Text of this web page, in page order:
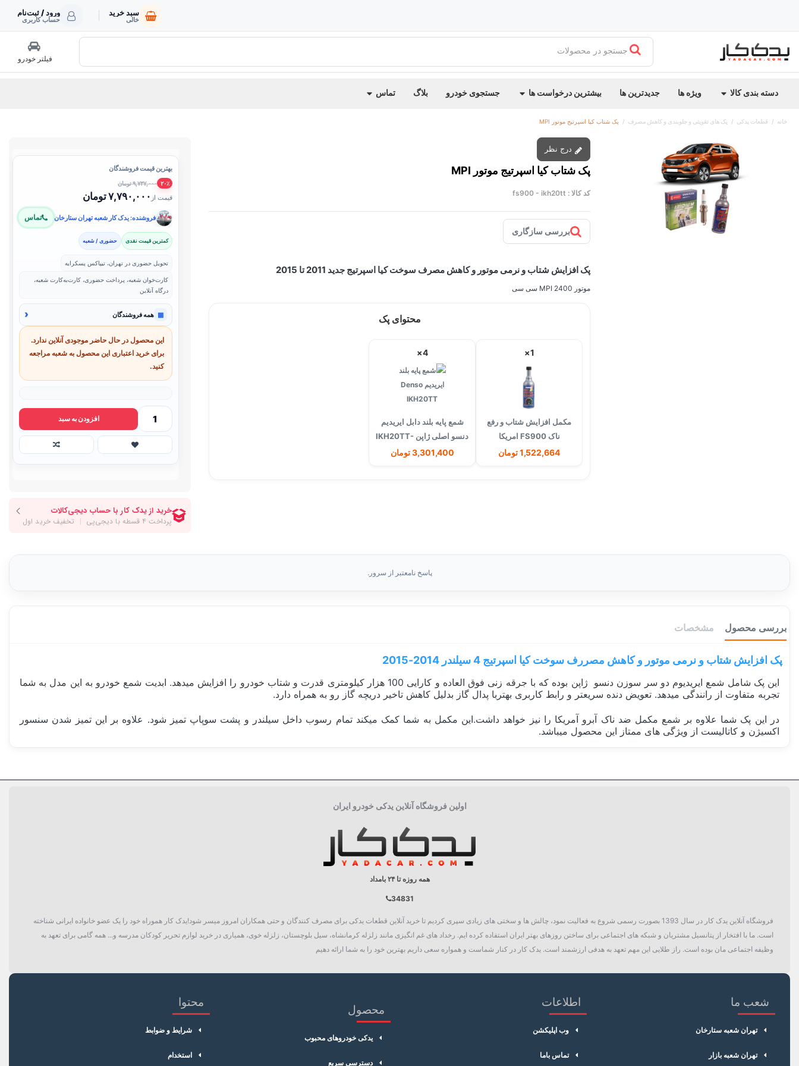
سبد خرید
خالی
ورود / ثبت‌نام
حساب کاربری
جستجو در محصولات
فیلتر خودرو
دسته بندی کالا ویژه ها جدیدترین ها بیشترین درخواست ها جستجوی خودرو بلاگ تماس
خانه قطعات یدکی پک های تقویتی و جلوبندی و کاهش مصرف پک شتاب کیا اسپرتیج موتور MPI
پک شتاب کیا اسپرتیج موتور MPI
کد کالا : fs900 - ikh20tt
بررسی سازگاری
پک افزایش شتاب و نرمی موتور و کاهش مصرف سوخت کیا اسپرتیج جدید 2011 تا 2015
موتور MPI 2400 سی سی
محتوای پک
1×
مکمل افزایش شتاب و رفع
ناک FS900 امریکا
1,522,664 تومان
4×
شمع پایه بلند دابل ایریدیم
دنسو اصلی ژاپن IKH20TT-
4704
3,301,400 تومان
بهترین قیمت فروشندگان
۲۰٪ ۹,۷۳۷,۰۰۰ تومان
قیمت از ۷,۷۹۰,۰۰۰ تومان
فروشنده: یدک کار شعبه تهران ستارخان تماس
کمترین قیمت نقدی حضوری / شعبه
تحویل حضوری در تهران، تیپاکس پسکرایه
کارت‌خوان شعبه، پرداخت حضوری، کارت‌به‌کارت شعبه،
درگاه آنلاین
▦ همه فروشندگان ‹
این محصول در حال حاضر موجودی آنلاین ندارد.
برای خرید اعتباری این محصول به شعبه مراجعه
کنید.
افزودن به سبد
پاسخ نامعتبر از سرور.
بررسی محصول مشخصات
پک افزایش شتاب و نرمی موتور و کاهش مصررف سوخت کیا اسپرتیج 4 سیلندر 2014-2015
این پک شامل شمع ایریدیوم دو سر سوزن دنسو ژاپن بوده که با جرقه زنی فوق العاده و کارایی 100 هزار کیلومتری قدرت و شتاب خودرو را افزایش میدهد. ابدیت شمع خودرو به این مدل به شما
تجربه متفاوت از رانندگی میدهد. تعویض دنده سریعتر و رابط کاربری بهتربا پدال گاز بدلیل کاهش تاخیر دریچه گاز رو به همراه دارد.
در این پک شما علاوه بر شمع مکمل ضد ناک آبرو آمریکا را نیز خواهد داشت.این مکمل به شما کمک میکند تمام رسوب داخل سیلندر و پشت سوپاپ تمیز شود. علاوه بر این تمیز شدن سنسور
اکسیژن و کاتالیست از ویژگی های ممتاز این محصول میباشد.
اولین فروشگاه آنلاین یدکی خودرو ایران
همه روزه تا ۲۴ بامداد
34831
فروشگاه آنلاین یدک کار در سال 1393 بصورت رسمی شروع به فعالیت نمود، چالش ها و سختی های زیادی سپری کردیم تا خرید آنلاین قطعات یدکی برای مصرف کنندگان و حتی همکاران امروز میسر شود!یدک کار هموراه خود را یک عضو خانواده ایرانی شناخته
است. ما با افتخار از پتانسیل مشتریان و شبکه های اجتماعی برای ساختن روزهای بهتر ایران استفاده کرده ایم. رخداد های غم انگیزی مانند زلزله کرمانشاه، سیل بلوچستان، زلزله خوی، همیاری در خرید لوازم تحریر کودکان مدرسه و... همه گامی برای تعهد به
وظیفه اجتماعی مان بوده است. راز طلایی این مهم تعهد به هدفی ارزشمند است. یدک کار در کنار شماست و همواره سعی داریم بهترین خود را به شما ارائه دهیم
شعب ما
تهران شعبه ستارخان
تهران شعبه بازار
اطلاعات
وب اپلیکشن
تماس باما
محصول
یدکی خودروهای محبوب
دسترسی سریع
محتوا
شرایط و ضوابط
استخدام